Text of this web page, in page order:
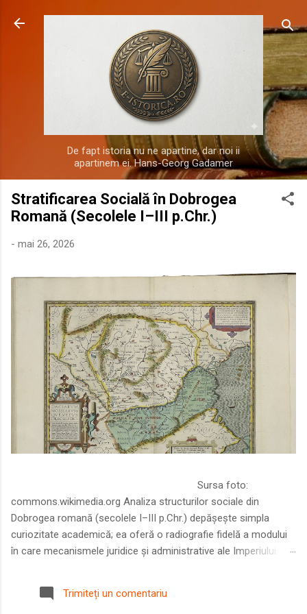
Treceți la conținutul principal
De fapt istoria nu ne apartine, dar noi ii
apartinem ei. Hans-Georg Gadamer
Stratificarea Socială în Dobrogea
Romană (Secolele I–III p.Chr.)
- mai 26, 2026
Sursa foto:
commons.wikimedia.org Analiza structurilor sociale din
Dobrogea romană (secolele I–III p.Chr.) depășește simpla
curiozitate academică; ea oferă o radiografie fidelă a modului
în care mecanismele juridice și administrative ale Imperiului
Într-o epocă în care prosperitatea excepțională a lumii romane
era susținută de o mobilitate socială dinamică și de o libertate
Trimiteți un comentariu